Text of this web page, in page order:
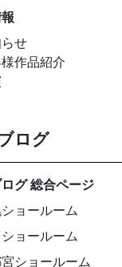
せ
作品紹介
ログ
グ 総合ページ
ョールーム
ョールーム
ショールーム